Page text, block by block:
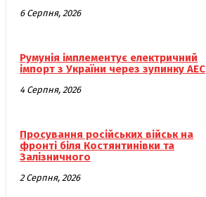
6 Серпня, 2026
Румунія імплементує електричний
імпорт з України через зупинку АЕС
4 Серпня, 2026
Просування російських військ на
фронті біля Костянтинівки та
Залізничного
2 Серпня, 2026